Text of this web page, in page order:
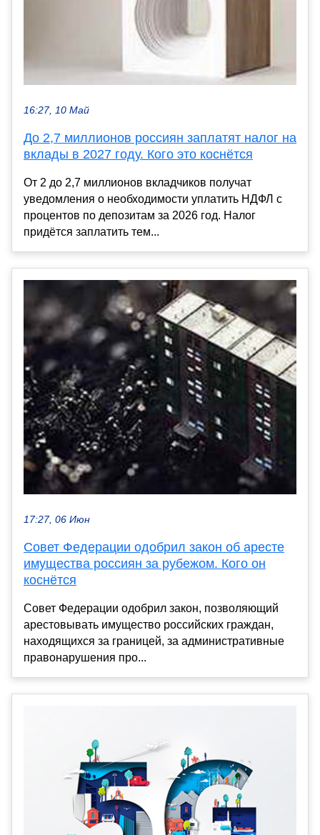
16:27, 10 Май
До 2,7 миллионов россиян заплатят налог на
вклады в 2027 году. Кого это коснётся
От 2 до 2,7 миллионов вкладчиков получат
уведомления о необходимости уплатить НДФЛ с
процентов по депозитам за 2026 год. Налог
придётся заплатить тем...
17:27, 06 Июн
Совет Федерации одобрил закон об аресте
имущества россиян за рубежом. Кого он
коснётся
Совет Федерации одобрил закон, позволяющий
арестовывать имущество российских граждан,
находящихся за границей, за административные
правонарушения про...